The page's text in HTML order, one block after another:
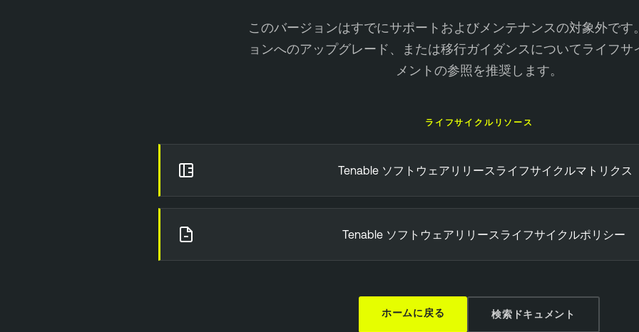
このバージョンはすでにサポートおよびメンテナンスの対象外です
ョンへのアップグレード、または移行ガイダンスについてライフサ
メントの参照を推奨します。
ライフサイクルリソース
Tenable ソフトウェアリリースライフサイクルマトリクス
Tenable ソフトウェアリリースライフサイクルポリシー
ホームに戻る 検索ドキュメント